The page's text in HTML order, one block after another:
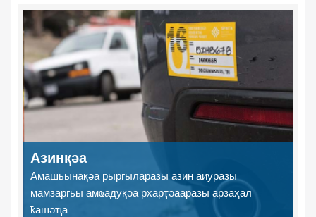
Азинқәа
Амашьынақәа рыргыларазы азин аиуразы
мамзаргьы амҩадуқәа рхарҭәааразы арзаҳал
ҟашәҵа